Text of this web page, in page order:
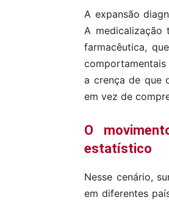
A expansão
A medicalização
farmacêutica,
comportamentais
a crença de que
em vez de
O
estatístico
Nesse cenário,
em diferentes